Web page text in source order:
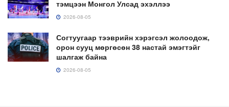
тэмцээн Монгол Улсад эхэллээ
2026-08-05
Согтуугаар тээврийн хэрэгсэл жолоодож,
орон сууц мөргөсөн 38 настай эмэгтэйг
шалгаж байна
2026-08-05